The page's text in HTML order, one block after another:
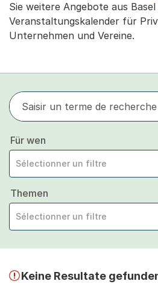
Sie weitere Angebote aus
Veranstaltungskalender für
Unternehmen und Vereine.
Frage oder Suchbegriff
Für wen
Sélectionner un filtre
Themen
Sélectionner un filtre
Keine Resultate